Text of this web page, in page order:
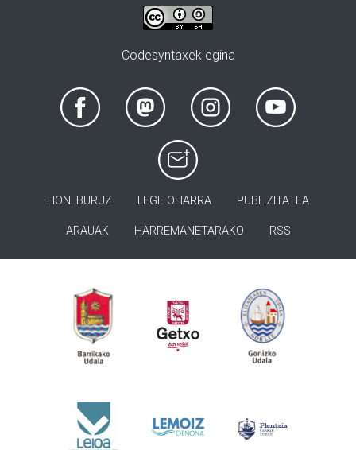
Codesyntaxek egina
HONI BURUZ LEGE OHARRA PUBLIZITATEA
ARAUAK HARREMANETARAKO RSS